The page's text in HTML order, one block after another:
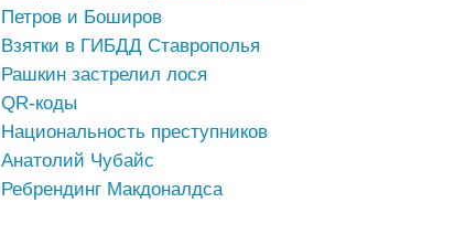
Петров и Боширов
Взятки в ГИБДД Ставрополья
Рашкин застрелил лося
QR-коды
Национальность преступников
Анатолий Чубайс
Ребрендинг Макдоналдса